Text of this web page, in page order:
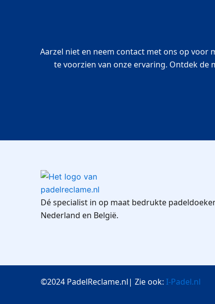
Aarzel niet en neem contact met ons op
te voorzien van onze ervaring. Ontdek de
Dé specialist in op maat bedrukte
Nederland en België.
©2024 PadelReclame.nl| Zie ook: I-Padel.nl